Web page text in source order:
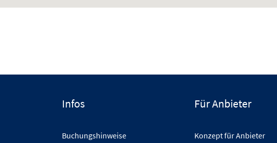
Infos
Buchungshinweise
Für Anbieter
Konzept für Anbieter